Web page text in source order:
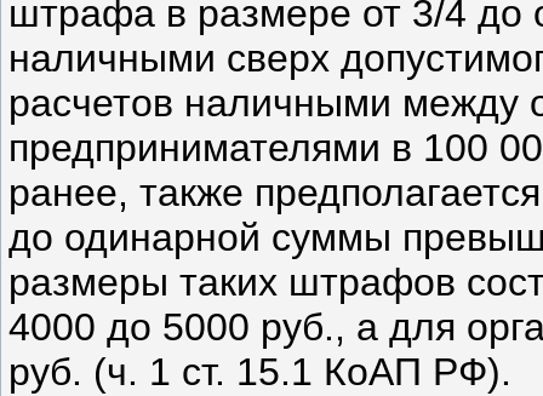
штрафа в размере от 3/4 до
наличными сверх
расчетов наличными между
предпринимателями в 100
ранее, также
до одинарной суммы
размеры таких штрафов
4000 до 5000 руб., а для
руб. (ч. 1 ст. 15.1 КоАП РФ).